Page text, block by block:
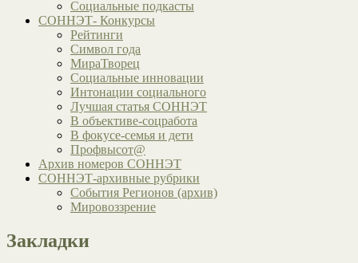
Социальные подкасты
СОННЭТ- Конкурсы
Рейтинги
Символ года
МираТворец
Социальные инновации
Интонации социального
Лучшая статья СОННЭТ
В объективе-соцработа
В фокусе-семья и дети
Профвысот@
Архив номеров СОННЭТ
СОННЭТ-архивные рубрики
События Регионов (архив)
Мировоззрение
Закладки